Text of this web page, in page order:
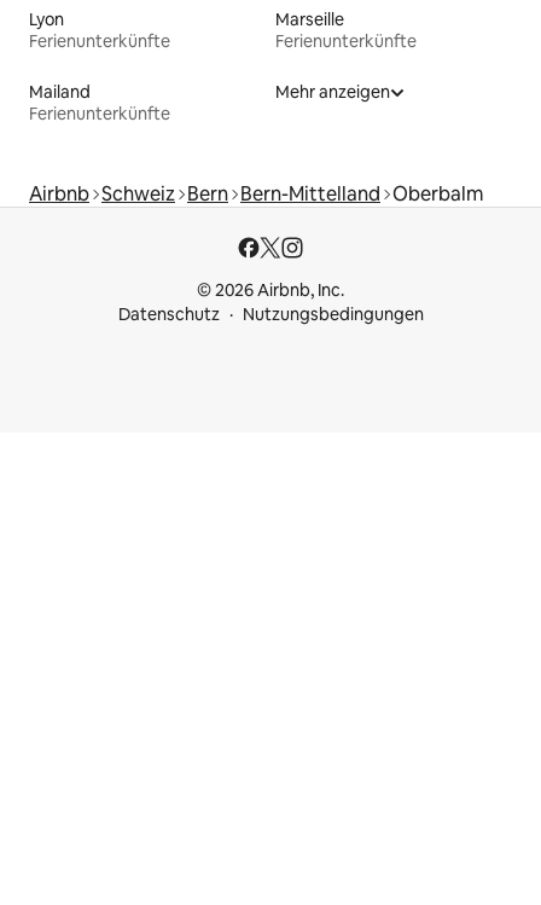
Lyon
Ferienunterkünfte
Marseille
Ferienunterkünfte
Mailand
Ferienunterkünfte
Mehr anzeigen
Airbnb Schweiz Bern Bern-Mittelland Oberbalm
© 2026 Airbnb, Inc.
Datenschutz
Nutzungsbedingungen